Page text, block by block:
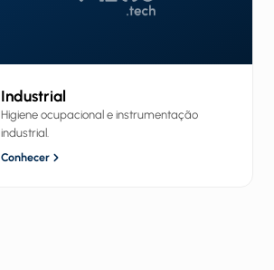
Industrial
Higiene ocupacional e instrumentação
industrial.
Conhecer